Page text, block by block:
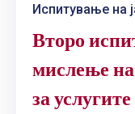
Испитување на
Второ
мислење
за